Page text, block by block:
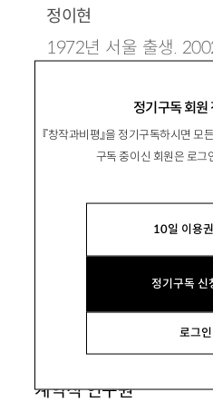
정기구독 회원
『창작과비평』을 정기구독하시면
구독 중이신 회원은 로그
10일 이용
정기구독
로그
정이현
1972년 서울 출생.
빛의
김현수, 33세, Y대학
계약직 연구원